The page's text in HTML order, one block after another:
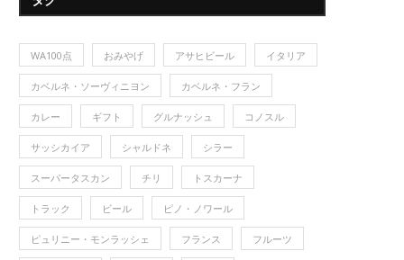
WA100点 おみやげ アサヒビール イタリア
カベルネ・ソーヴィニヨン カベルネ・フラン
カレー ギフト グルナッシュ コノスル
サッシカイア シャルドネ シラー
スーパータスカン チリ トスカーナ
トラック ビール ピノ・ノワール
ピュリニー・モンラッシェ フランス フルーツ